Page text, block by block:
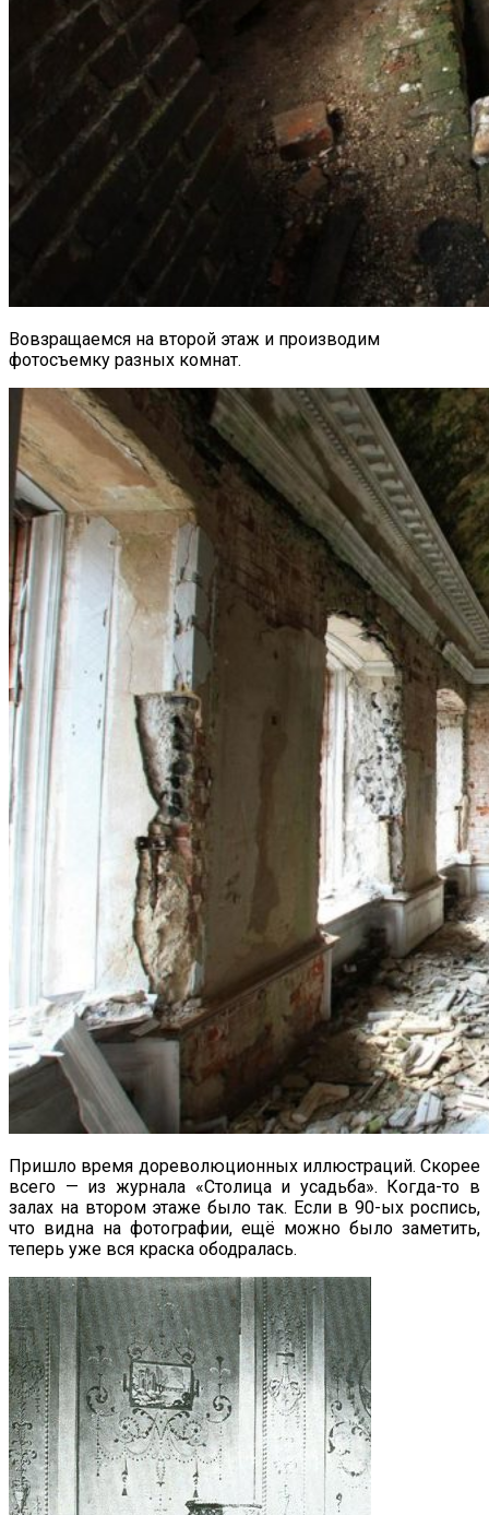
Вовзращаемся на второй этаж и производим
фотосъемку разных комнат.
Пришло время дореволюционных иллюстраций. Скорее
всего — из журнала «Столица и усадьба». Когда-то в
залах на втором этаже было так. Если в 90-ых роспись,
что видна на фотографии, ещё можно было заметить,
теперь уже вся краска ободралась.